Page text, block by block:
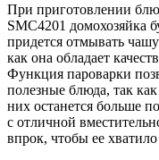
При приготовлении
SMC4201 домохозяйка
придется отмывать
как она обладает
Функция пароварки
полезные блюда, так
них останется больше
с отличной
впрок, чтобы ее